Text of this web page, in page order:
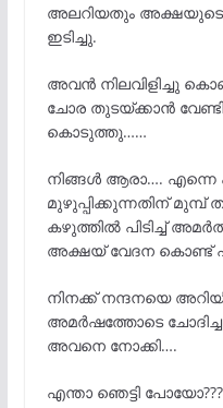
അലറിയതും അക്ഷയുടെ
ഇടിച്ചു.
അവൻ നിലവിളിച്ചു
ചോര തുടയ്ക്കാൻ
കൊടുത്തു……
നിങ്ങൾ ആരാ….
മുഴുപ്പിക്കുന്നതിന് മുമ്പ്
കഴുത്തിൽ പിടിച്ച്
അക്ഷയ് വേദന
നിനക്ക് നന്ദനയെ
അമർഷത്തോടെ
അവനെ നോക്കി….
എന്താ ഞെട്ടി